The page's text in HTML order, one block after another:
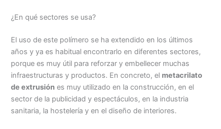
¿En qué sectores se usa?
El uso de este polímero se ha extendido en los últimos
años y ya es habitual encontrarlo en diferentes sectores,
porque es muy útil para reforzar y embellecer muchas
infraestructuras y productos. En concreto, el metacrilato
de extrusión es muy utilizado en la construcción, en el
sector de la publicidad y espectáculos, en la industria
sanitaria, la hostelería y en el diseño de interiores.